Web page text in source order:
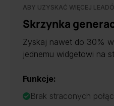
ABY UZYSKAĆ WIĘCEJ
Skrzynka
Zyskaj nawet do 30%
jednemu widgetowi na
Funkcje:
Brak straconych